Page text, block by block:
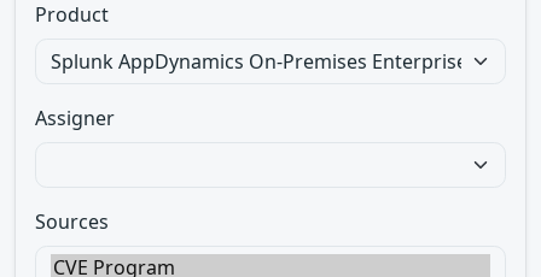
Product
Assigner
Sources